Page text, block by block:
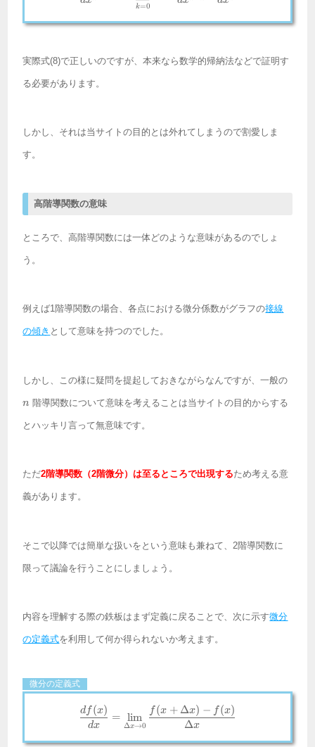
k=0
実際式(8)で正しいのですが、本来なら数学的帰納法などで証明す
る必要があります。
しかし、それは当サイトの目的とは外れてしまうので割愛しま
す。
高階導関数の意味
ところで、高階導関数には一体どのような意味があるのでしょ
う。
例えば1階導関数の場合、各点における微分係数がグラフの接線
の傾き として意味を持つのでした。
しかし、この様に疑問を提起しておきながらなんですが、一般の
n 階導関数について意味を考えることは当サイトの目的からする
とハッキリ言って無意味です。
ただ2階導関数（2階微分）は至るところで出現するため考える意
義があります。
そこで以降では簡単な扱いをという意味も兼ねて、2階導関数に
限って議論を行うことにしましょう。
内容を理解する際の鉄板はまず定義に戻ることで、次に示す微分
の定義式を利用して何か得られないか考えます。
微分の定義式
\frac{df(x)}{dx} =
dx
df (x)
=
Δx→0
lim
Δx
f (x + Δx) − f (x)